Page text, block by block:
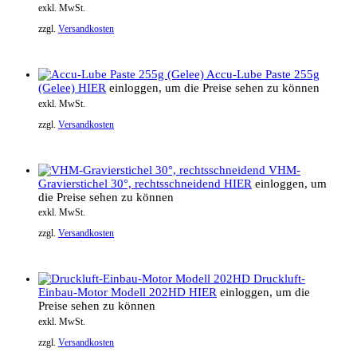
exkl. MwSt.
zzgl. Versandkosten
Accu-Lube Paste 255g
(Gelee) HIER einloggen, um die Preise sehen zu können
exkl. MwSt.
zzgl. Versandkosten
VHM-
Gravierstichel 30°, rechtsschneidend HIER einloggen, um
die Preise sehen zu können
exkl. MwSt.
zzgl. Versandkosten
Druckluft-
Einbau-Motor Modell 202HD HIER einloggen, um die
Preise sehen zu können
exkl. MwSt.
zzgl. Versandkosten